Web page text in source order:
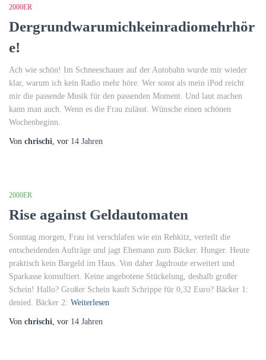
2000ER
Dergrundwarumichkeinradiomehrhör
e!
Ach wie schön! Im Schneeschauer auf der Autobahn wurde mir wieder
klar, warum ich kein Radio mehr höre. Wer sonst als mein iPod reicht
mir die passende Musik für den passenden Moment. Und laut machen
kann man auch. Wenn es die Frau zulässt. Wünsche einen schönen
Wochenbeginn.
Von chrischi, vor 14 Jahren
2000ER
Rise against Geldautomaten
Sonntag morgen, Frau ist verschlafen wie ein Rehkitz, verteilt die
entscheidenden Aufträge und jagt Ehemann zum Bäcker. Hunger. Heute
praktisch kein Bargeld im Haus. Von daher Jagdroute erweitert und
Sparkasse konsultiert. Keine angebotene Stückelung, deshalb großer
Schein! Hallo? Großer Schein kauft Schrippe für 0,32 Euro? Bäcker 1:
denied. Bäcker 2: Weiterlesen
Von chrischi, vor 14 Jahren